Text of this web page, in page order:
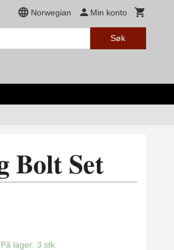
Norwegian Min konto
Søk
Bolt Set
På lager: 3 stk.